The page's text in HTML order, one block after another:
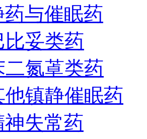
药与催眠药
比妥类药
二氮䓬类药
他镇静催眠药
神失常药